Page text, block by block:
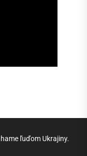
ľuďom Ukrajiny.